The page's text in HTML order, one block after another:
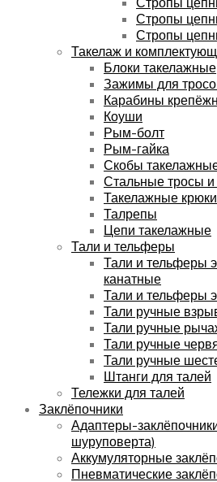
Стропы
Стропы
Такелаж и
Блоки такелажные
Зажимы для
Карабины
Коуши
Рым-болт
Рым-гайка
Скобы
Стальные тросы и
Такелажные
Талрепы
Цепи такелажные
Тали и тельферы
Тали и тельферы
канатные
Тали и тельферы
Тали ручные
Тали ручные
Тали ручные
Тали ручные
Штанги для талей
Тележки для талей
Заклёпочники
Адаптеры-
шуруповерта)
Аккумуляторные
Пневматические